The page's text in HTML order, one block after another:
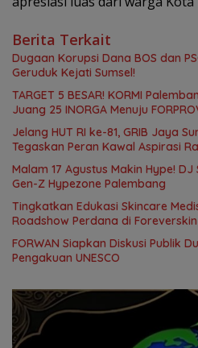
Berita Terkait
Dugaan Korupsi Dana BOS dan
Geruduk Kejati Sumsel!
TARGET 5 BESAR! KORMI
Juang 25 INORGA Menuju
Jelang HUT RI ke-81, GRIB Jaya
Tegaskan Peran Kawal Aspirasi
Malam 17 Agustus Makin Hype!
Gen-Z Hypezone Palembang
Tingkatkan Edukasi Skincare
Roadshow Perdana di Foreverskin
FORWAN Siapkan Diskusi Publik
Pengakuan UNESCO